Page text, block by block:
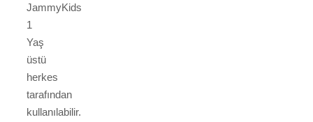
JammyKids
1
Yaş
üstü
herkes
tarafından
kullanılabilir.